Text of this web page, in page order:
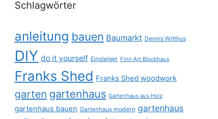
Schlagwörter
anleitung bauen Baumarkt Dennis Witthus
DIY do it yourself Einsteiger Finn Art Blockhaus
Franks Shed Franks Shed woodwork
garten gartenhaus Gartenhaus aus Holz
gartenhaus bauen Gartenhaus modern gartenhaus